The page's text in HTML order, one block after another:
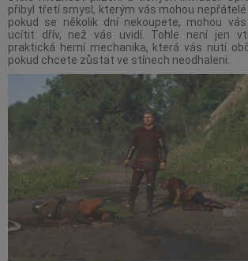
přibyl třetí smysl, kterým vás mohou
pokud se několik dní nekoupete, mohou
ucítit dřív, než vás uvidí. Tohle není jen
praktická herní mechanika, která vás nutí
pokud chcete zůstat ve stínech neodhaleni.